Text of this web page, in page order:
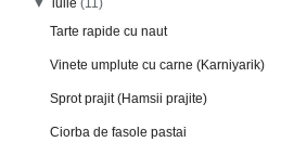
▼iulie(11)
Tarte rapide cu naut
Vinete umplute cu carne (Karniyarik)
Sprot prajit (Hamsii prajite)
Ciorba de fasole pastai